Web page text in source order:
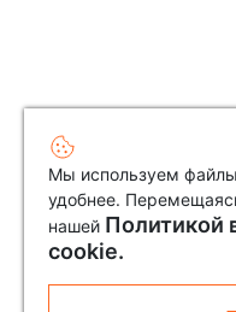
Мы используем
удобнее.
нашей Политикой
cookie.